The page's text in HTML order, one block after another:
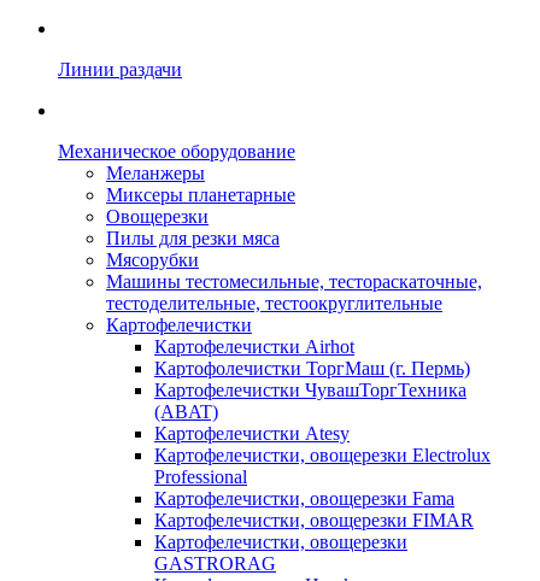
Линии раздачи
Механическое оборудование
Меланжеры
Миксеры планетарные
Овощерезки
Пилы для резки мяса
Мясорубки
Машины тестомесильные, тестораскаточные,
тестоделительные, тестоокруглительные
Картофелечистки
Картофелечистки Airhot
Картофолечистки ТоргМаш (г. Пермь)
Картофелечистки ЧувашТоргТехника
(ABAT)
Картофелечистки Atesy
Картофелечистки, овощерезки Electrolux
Professional
Картофелечистки, овощерезки Fama
Картофелечистки, овощерезки FIMAR
Картофелечистки, овощерезки
GASTRORAG